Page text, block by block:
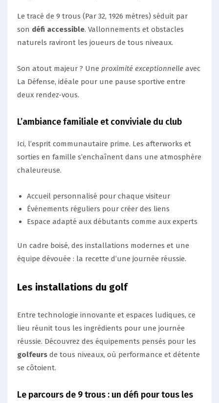
Le tracé de 9 trous (Par 32, 1926 mètres) séduit par
son défi accessible. Vallonnements et obstacles
naturels raviront les joueurs de tous niveaux.
Son atout majeur ? Une proximité exceptionnelle avec
La Défense, idéale pour une pause sportive entre
deux rendez-vous.
L’ambiance familiale et conviviale du club
Ici, l’esprit communautaire prime. Les afterworks et
sorties en famille s’enchaînent dans une atmosphère
chaleureuse.
Accueil personnalisé pour chaque visiteur
Événements réguliers pour créer des liens
Espace adapté aux débutants comme aux experts
Un cadre boisé, des installations modernes et une
équipe dévouée : la recette d’une journée réussie.
Les installations du golf
Entre technologie innovante et espaces ludiques, ce
lieu réunit tous les ingrédients pour une journée
réussie. Découvrez des équipements pensés pour les
golfeurs de tous niveaux, où performance et détente
se côtoient.
Le parcours de 9 trous : un défi pour tous les